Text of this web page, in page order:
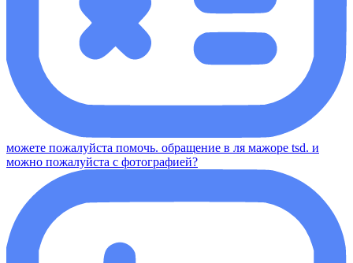
можете пожалуйста помочь. обращение в ля мажоре tsd. и
можно пожалуйста с фотографией?​